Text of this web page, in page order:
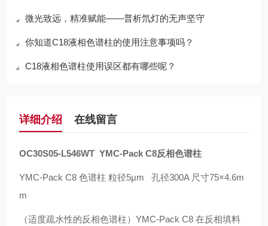
微光致远，精准赋能——普析氘灯的无声坚守
你知道C18液相色谱柱的使用注意事项吗？
C18液相色谱柱使用误区都有哪些呢？
详细介绍 在线留言
OC30S05-L546WT YMC-Pack C8反相色谱柱
YMC-Pack C8 色谱柱 粒径5μm 孔径300A 尺寸75×4.6m
m
（适度疏水性的反相色谱柱） YMC-Pack C8 在反相填料